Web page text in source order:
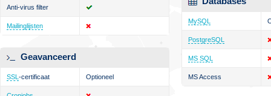
Anti-virus filter
Mailinglijsten
Geavanceerd
SSL -certificaat Optioneel
MySQL
PostgreSQL
MS SQL
MS Access